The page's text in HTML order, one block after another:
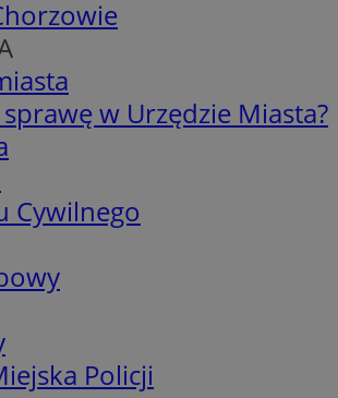
sprawę w Urzędzie Miasta?
Cywilnego
Policji